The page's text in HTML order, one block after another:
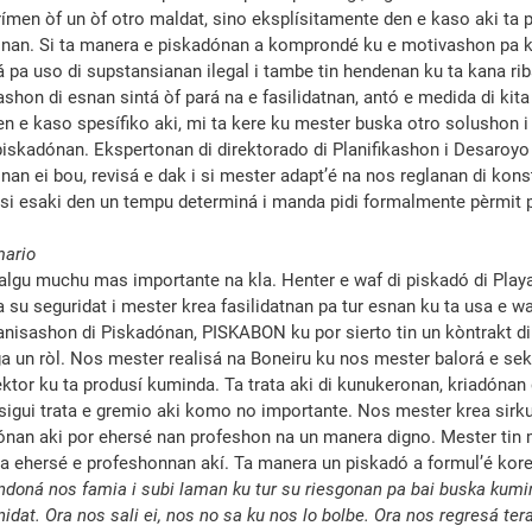
òf un òf otro maldat, sino eksplísita­mente den e kaso aki ta
Si ta manera e piskadónan a kom­pron­dé ku e motivashon pa
pa uso di sup­stan­sia­nan ilegal i tambe tin hendenan ku ta kana
di esnan sintá òf pará na e fasilidatnan, antó e medida di
e kaso spesífiko aki, mi ta kere ku mester buska otro solushon
Ekspertonan di direktorado di Plani­fi­ka­shon i
ei bou, revisá e dak i si mes­ter adapt’é na nos reglanan di
esaki den un tempu determiná i manda pidi formalmente pèrmit
muchu mas importante na kla. Henter e waf di pis­ka­dó di
su seguridat i mester krea fasili­datnan pa tur esnan ku ta usa e
di Piskadó­nan, PISKABON ku por sierto tin un kòntrakt
un ròl. Nos mester realisá na Boneiru ku nos mester balorá e
ku ta produsí kuminda. Ta trata aki di kunukeronan,
trata e gremio aki komo no importante. Nos mester krea
aki por ehersé nan profeshon na un manera digno. Mester tin
ehersé e profeshon­nan akí. Ta manera un piskadó a formul’é
nos famia i subi laman ku tur su ries­go­nan pa bai buska
Ora nos sali ei, nos no sa ku nos lo bolbe. Ora nos regresá